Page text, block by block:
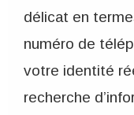
délicat en
numéro de
votre identité
recherche